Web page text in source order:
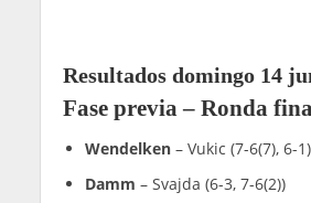
Resultados domingo 14
Fase previa – Ronda
Wendelken– Vukic (7-6(7), 6-1)
Damm – Svajda (6-3, 7-6(2))